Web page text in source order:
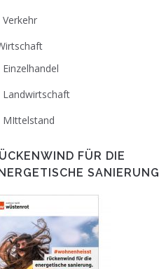
Verkehr
Einzelhandel
Landwirtschaft
MIttelstand
FÜR DIE
SANIERUNG